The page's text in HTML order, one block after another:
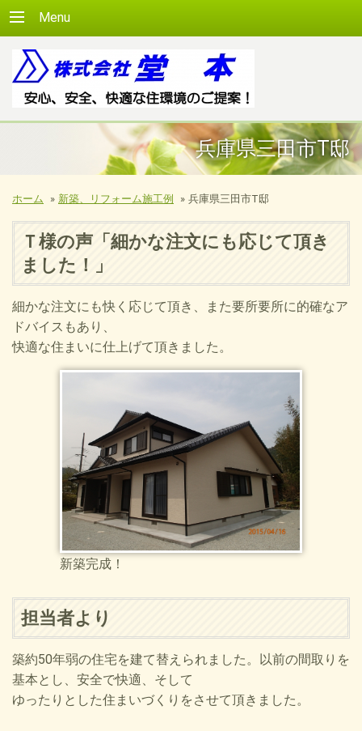
Menu
兵庫県三田市T邸
ホーム » 新築、リフォーム施工例 » 兵庫県三田市T邸
Ｔ様の声「細かな注文にも応じて頂き
ました！」
細かな注文にも快く応じて頂き、また要所要所に的確なア
ドバイスもあり、
快適な住まいに仕上げて頂きました。
新築完成！
担当者より
築約50年弱の住宅を建て替えられました。以前の間取りを
基本とし、安全で快適、そして
ゆったりとした住まいづくりをさせて頂きました。